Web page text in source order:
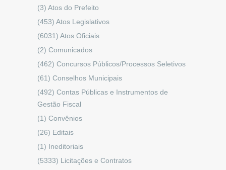
(3) Atos do Prefeito
(453) Atos Legislativos
(6031) Atos Oficiais
(2) Comunicados
(462) Concursos Públicos/Processos Seletivos
(61) Conselhos Municipais
(492) Contas Públicas e Instrumentos de
Gestão Fiscal
(1) Convênios
(26) Editais
(1) Ineditoriais
(5333) Licitações e Contratos